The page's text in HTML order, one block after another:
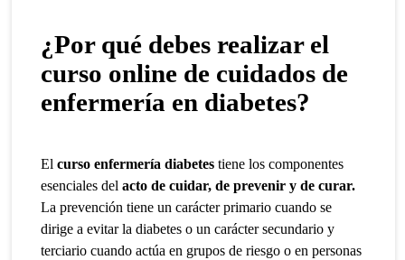
¿Por qué debes realizar el
curso online de cuidados de
enfermería en diabetes?
El curso enfermería diabetestiene los componentes
esenciales delacto de cuidar, de prevenir y de curar.
La prevención tiene un carácter primario cuando se
dirige a evitar la diabetes o un carácter secundario y
terciario cuando actúa en grupos de riesgo o en personas